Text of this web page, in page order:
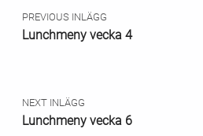
PREVIOUS INLÄGG
Lunchmeny vecka 4
NEXT INLÄGG
Lunchmeny vecka 6